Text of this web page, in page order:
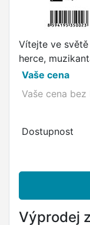
Vítejte ve
herce,
Vaše cena
Vaše cena bez
Dostupnost
Výprodej